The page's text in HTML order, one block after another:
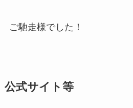
ご馳走様でした！
公式サイト等